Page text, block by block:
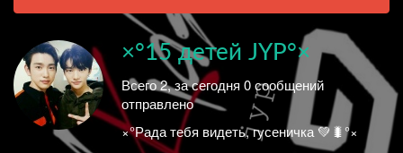
×°15 детей JYP°×
Всего 2, за сегодня 0 сообщений
отправлено
×°Рада тебя видеть, гусеничка 💚🐛°×